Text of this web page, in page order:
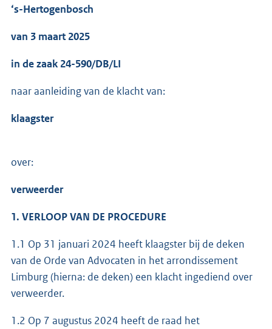
‘s-Hertogenbosch
van 3 maart 2025
in de zaak 24-590/DB/LI
naar aanleiding van de klacht van:
klaagster
over:
verweerder
1. VERLOOP VAN DE PROCEDURE
1.1 Op 31 januari 2024 heeft klaagster bij de deken
van de Orde van Advocaten in het arrondissement
Limburg (hierna: de deken) een klacht ingediend over
verweerder.
1.2 Op 7 augustus 2024 heeft de raad het